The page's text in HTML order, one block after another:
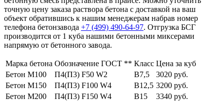
точную цену заказа раствора бетона с доставкой на ваш
объект обратившись к нашим менеджерам набрав номер
телефона бетонзавода +7 (499) 490-64-97. Отгрузка БСГ
производится от 1 куба нашими бетонными миксерами
напрямую от бетонного завода.
Марка бетона Обозначение ГОСТ ** Класс Цена за куб
Бетон М100
П4(П3) F50 W2 В7,5
3020 руб.
Бетон М150
П4(П3) F100 W4 В12,5 3200 руб.
Бетон М200
П4(П3) F150 W4 В15
3340 руб.